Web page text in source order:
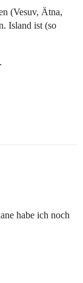
(Vesuv, Ätna,
Island ist (so
habe ich noch